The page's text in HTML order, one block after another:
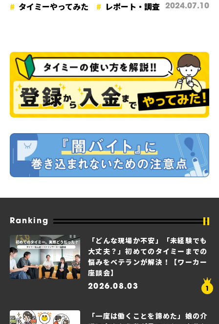
タイミーやってみた
レポート・調査 2024.07.10
Ranking
「どんな現場か不安」「未経験でも
大丈夫？」初めてのタイミーまでの
悩みをベテランが解決！【ワーカー
座談会】
2026.08.03
「一度は働くことを諦めた」娘の介